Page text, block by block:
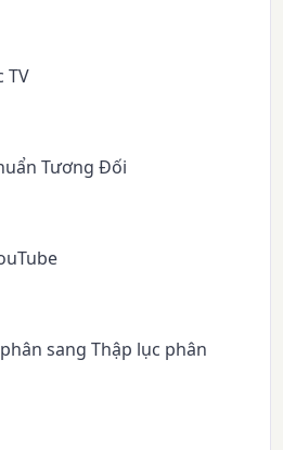
TV
Tương Đối
sang Thập lục phân